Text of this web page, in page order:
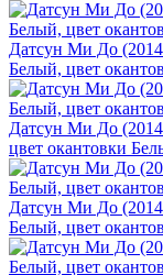
Датсун Ми До
Белый, цвет
Датсун Ми До
цвет окантовки
Датсун Ми До
Белый, цвет